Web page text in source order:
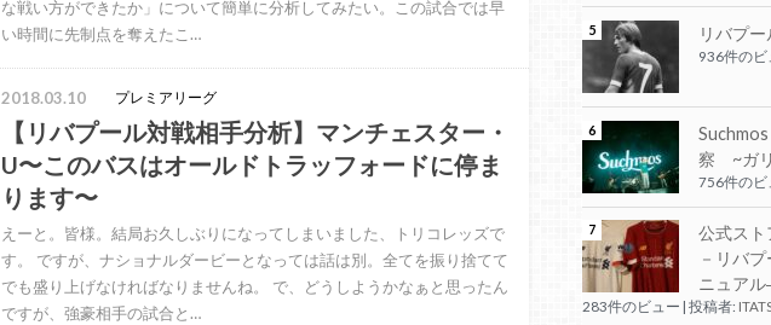
な戦い方ができたか」について簡単に分析してみたい。この試合では早
い時間に先制点を奪えたこ…
2018.03.10 プレミアリーグ
【リバプール対戦相手分析】マンチェスター・
U〜このバスはオールドトラッフォードに停ま
ります〜
えーと。皆様。結局お久しぶりになってしまいました、トリコレッズで
す。 ですが、ナショナルダービーとなっては話は別。全てを振り捨てて
でも盛り上げなければなりませんね。 で、どうしようかなぁと思ったん
ですが、強豪相手の試合と…
リバプ
936件のビ
察 ~ガ
756件のビ
公式スト
－リバ
ニュア
283件のビュー 投稿者: